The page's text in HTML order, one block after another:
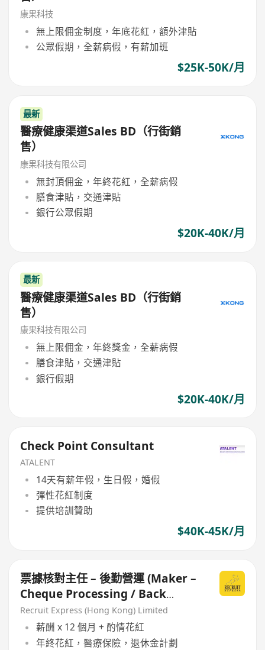
康果科技
無上限佣金制度，年底花紅，額外津貼
公眾假期，全薪病假，有薪加班
$25K-50K/月
最新
醫療健康渠道Sales BD（行街銷
售）
康果科技有限公司
無封頂佣金，年終花紅，全薪病假
膳食津貼，交通津貼
銀行公眾假期
$20K-40K/月
最新
醫療健康渠道Sales BD（行街銷
售）
康果科技有限公司
無上限佣金，年終獎金，全薪病假
膳食津貼，交通津貼
銀行假期
$20K-40K/月
Check Point Consultant
ATALENT
14天有薪年假，生日假，婚假
彈性花紅制度
提供培訓贊助
$40K-45K/月
票據核對主任 – 後勤營運 (Maker –
Cheque Processing / Back
Office)
Recruit Express (Hong Kong) Limited
薪酬 x 12 個月 + 酌情花紅
年終花紅，醫療保險，退休金計劃